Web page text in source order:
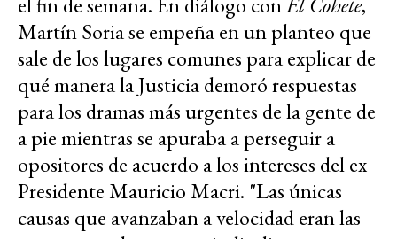
Martín Soria se empeña en un planteo que
sale de los lugares comunes para explicar de
qué manera la Justicia demoró respuestas
para los dramas más urgentes de la gente de
a pie mientras se apuraba a perseguir a
opositores de acuerdo a los intereses del ex
Presidente Mauricio Macri. "Las únicas
causas que avanzaban a velocidad eran las